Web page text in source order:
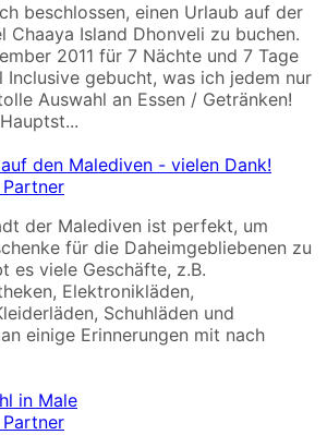
beschlossen, einen Urlaub auf der
Chaaya Island Dhonveli zu buchen.
2011 für 7 Nächte und 7 Tage
gebucht, was ich jedem nur
Auswahl an Essen / Getränken!
den Malediven - vielen Dank!
der Malediven ist perfekt, um
für die Daheimgebliebenen zu
es viele Geschäfte, z.B.
Elektronikläden,
Schuhläden und
einige Erinnerungen mit nach
in Male